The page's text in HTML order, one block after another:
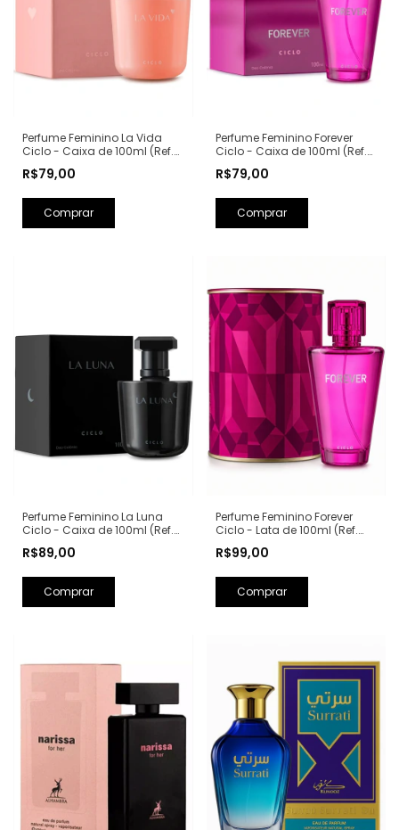
Perfume Feminino La Vida
Ciclo - Caixa de 100ml (Ref.
Lancôme)
R$79,00
Perfume Feminino Forever
Ciclo - Caixa de 100ml (Ref.
Spears)
R$79,00
Perfume Feminino La Luna
Ciclo - Caixa de 100ml (Ref.
Lancôme)
R$89,00
Perfume Feminino Forever
Ciclo - Lata de 100ml (Ref.
Spears)
R$99,00